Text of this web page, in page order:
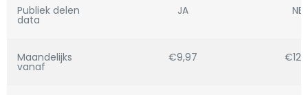
Publiek delen
data
JA NEE
Maandelijks
vanaf
€9,97